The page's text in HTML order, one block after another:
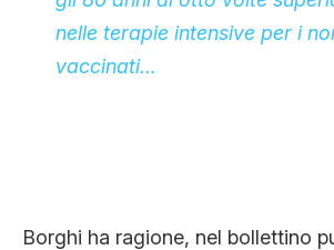
nelle terapie intensive per i
vaccinati…
Borghi ha ragione, nel bollettino